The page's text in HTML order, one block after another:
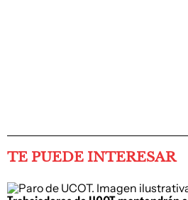
TE PUEDE INTERESAR